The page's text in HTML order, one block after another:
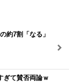
約7割「なる」
ぎて賛否両論ｗ